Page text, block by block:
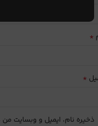
*
*
ذخیره نام، ایمیل و وبسایت